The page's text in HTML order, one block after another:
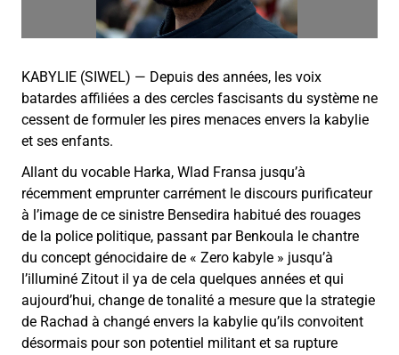
KABYLIE (SIWEL) — Depuis des années, les voix
batardes affiliées a des cercles fascisants du système ne
cessent de formuler les pires menaces envers la kabylie
et ses enfants.
Allant du vocable Harka, Wlad Fransa jusqu’à
récemment emprunter carrément le discours purificateur
à l’image de ce sinistre Bensedira habitué des rouages
de la police politique, passant par Benkoula le chantre
du concept génocidaire de « Zero kabyle » jusqu’à
l’illuminé Zitout il ya de cela quelques années et qui
aujourd’hui, change de tonalité a mesure que la strategie
de Rachad à changé envers la kabylie qu’ils convoitent
désormais pour son potentiel militant et sa rupture